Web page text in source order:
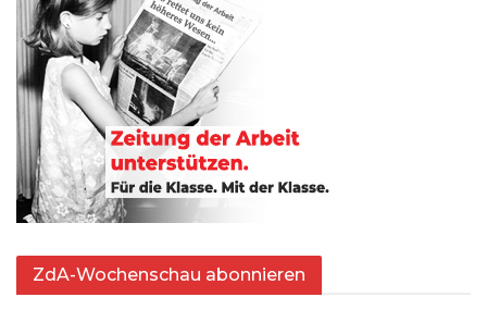
ZdA-Wochenschau abonnieren